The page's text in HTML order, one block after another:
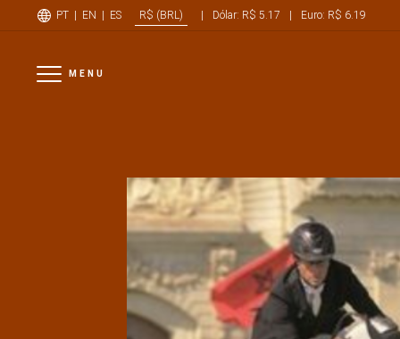
PT| EN | ES R$ (BRL) | Dólar: R$ 5.17 | Euro: R$ 6.19
MENU